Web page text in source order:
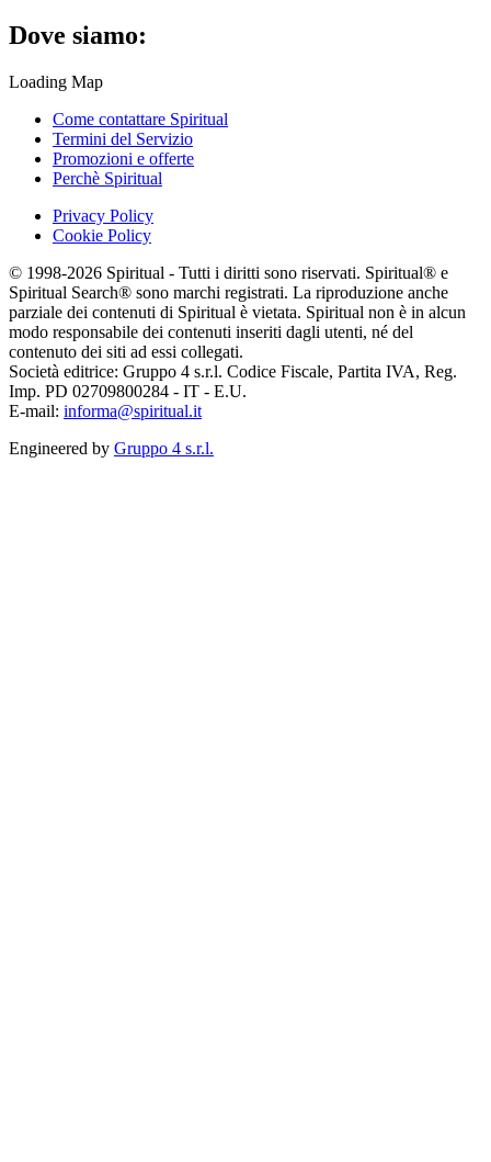
Dove siamo:
Loading Map
Come contattare Spiritual
Termini del Servizio
Promozioni e offerte
Perchè Spiritual
Privacy Policy
Cookie Policy
© 1998-2026 Spiritual - Tutti i diritti sono riservati. Spiritual® e
Spiritual Search® sono marchi registrati. La riproduzione anche
parziale dei contenuti di Spiritual è vietata. Spiritual non è in alcun
modo responsabile dei contenuti inseriti dagli utenti, né del
contenuto dei siti ad essi collegati.
Società editrice: Gruppo 4 s.r.l. Codice Fiscale, Partita IVA, Reg.
Imp. PD 02709800284 - IT - E.U.
E-mail: informa@spiritual.it
Engineered by Gruppo 4 s.r.l.